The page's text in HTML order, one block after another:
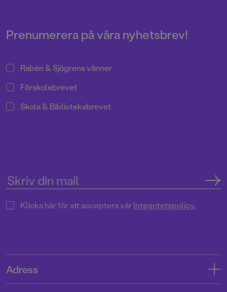
Prenumerera på våra nyhetsbrev!
Rabén & Sjögrens vänner
Förskolebrevet
Skola & Biblioteksbrevet
Klicka här för att acceptera vårIntegritetspolicy.
Adress